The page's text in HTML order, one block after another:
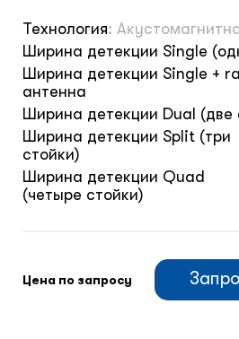
Технология:
Ширина детекции Single
Ширина детекции Single +
антенна
Ширина детекции Dual (две
Ширина детекции Split (три
стойки)
Ширина детекции Quad
(четыре стойки)
Цена по запросу